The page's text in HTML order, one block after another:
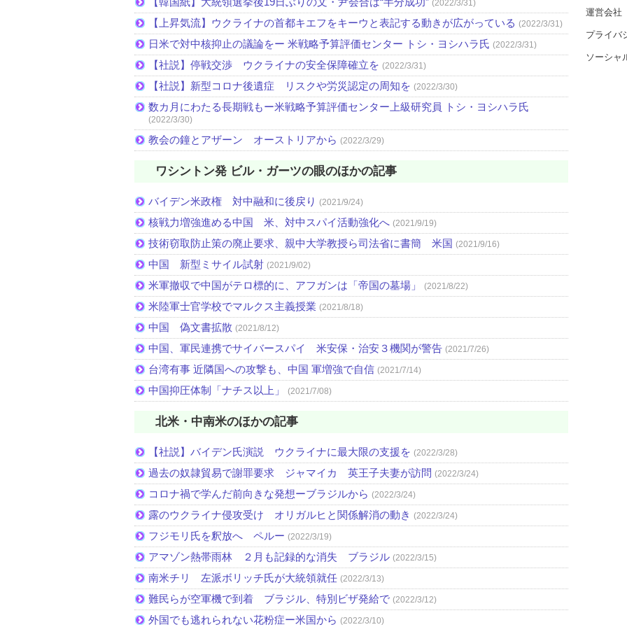
(2022/3/31)
【上昇気流】ウクライナの首都キエフをキーウと表記する動きが広がっている (2022/3/31)
日米で対中核抑止の議論をー 米戦略予算評価センター トシ・ヨシハラ氏 (2022/3/31)
【社説】停戦交渉 ウクライナの安全保障確立を (2022/3/31)
【社説】新型コロナ後遺症 リスクや労災認定の周知を (2022/3/30)
数カ月にわたる長期戦もー米戦略予算評価センター上級研究員 トシ・ヨシハラ氏
(2022/3/30)
教会の鐘とアザーン オーストリアから (2022/3/29)
ワシントン発 ビル・ガーツの眼のほかの記事
バイデン米政権 対中融和に後戻り (2021/9/24)
核戦力増強進める中国 米、対中スパイ活動強化へ (2021/9/19)
技術窃取防止策の廃止要求、親中大学教授ら司法省に書簡 米国 (2021/9/16)
中国 新型ミサイル試射 (2021/9/02)
米軍撤収で中国がテロ標的に、アフガンは「帝国の墓場」 (2021/8/22)
米陸軍士官学校でマルクス主義授業 (2021/8/18)
中国 偽文書拡散 (2021/8/12)
中国、軍民連携でサイバースパイ 米安保・治安３機関が警告 (2021/7/26)
台湾有事 近隣国への攻撃も、中国 軍増強で自信 (2021/7/14)
中国抑圧体制「ナチス以上」 (2021/7/08)
北米・中南米のほかの記事
【社説】バイデン氏演説 ウクライナに最大限の支援を (2022/3/28)
過去の奴隷貿易で謝罪要求 ジャマイカ 英王子夫妻が訪問 (2022/3/24)
コロナ禍で学んだ前向きな発想ーブラジルから (2022/3/24)
露のウクライナ侵攻受け オリガルヒと関係解消の動き (2022/3/24)
フジモリ氏を釈放へ ペルー (2022/3/19)
アマゾン熱帯雨林 ２月も記録的な消失 ブラジル (2022/3/15)
南米チリ 左派ボリッチ氏が大統領就任 (2022/3/13)
難民らが空軍機で到着 ブラジル、特別ビザ発給で (2022/3/12)
外国でも逃れられない花粉症ー米国から (2022/3/10)
運営会社
プライバ
ソーシャ